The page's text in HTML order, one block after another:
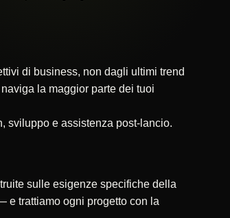
di business, non dagli ultimi trend
la maggior parte dei tuoi
sviluppo e assistenza post-lancio.
sulle esigenze specifiche della
e trattiamo ogni progetto con la